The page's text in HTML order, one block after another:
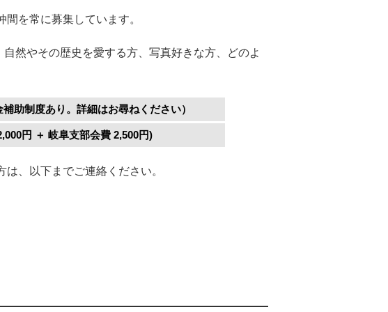
を常に募集しています。
然やその歴史を愛する方、写真好きな方、どのよ
助制度あり。詳細はお尋ねください）
円 ＋ 岐阜支部会費 2,500円)
、以下までご連絡ください。